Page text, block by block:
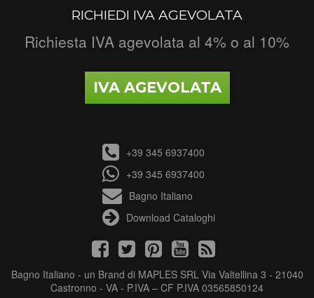
RICHIEDI IVA AGEVOLATA
Richiesta IVA agevolata al 4% o al 10%
IVA AGEVOLATA
+39 345 6937400
+39 345 6937400
Bagno Italiano
Download Cataloghi
Bagno Italiano - un Brand di MAPLES SRL Via Valtellina 3 - 21040
Castronno - VA - P.IVA – CF P.IVA 03565850124